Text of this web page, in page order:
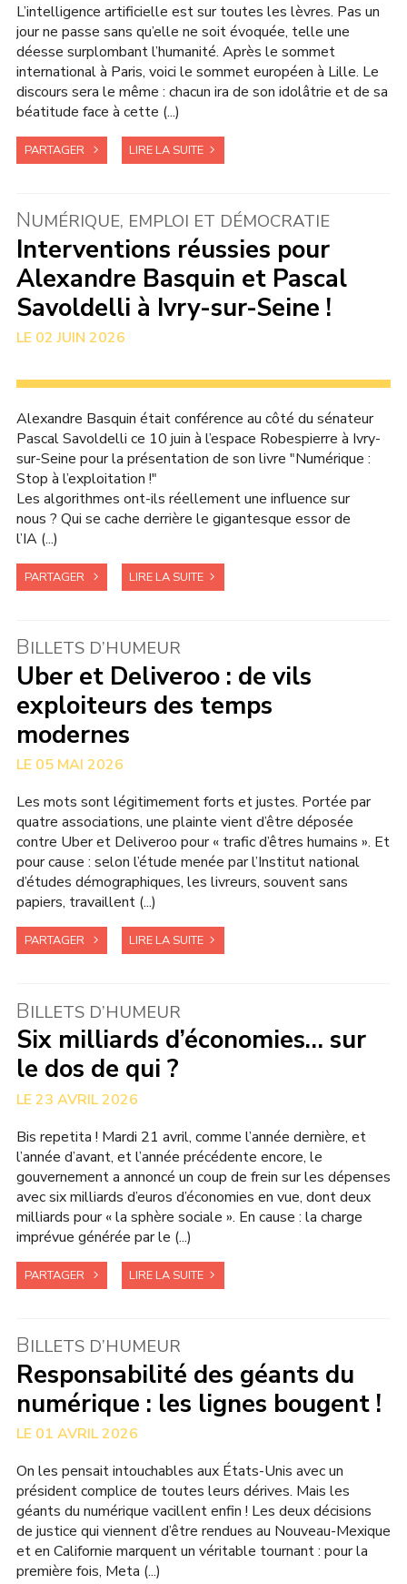
L’intelligence artificielle est sur toutes les lèvres. Pas un
jour ne passe sans qu’elle ne soit évoquée, telle une
déesse surplombant l’humanité. Après le sommet
international à Paris, voici le sommet européen à Lille. Le
discours sera le même : chacun ira de son idolâtrie et de sa
béatitude face à cette (...)
PARTAGER LIRE LA SUITE
NUMÉRIQUE, EMPLOI ET DÉMOCRATIE
Interventions réussies pour
Alexandre Basquin et Pascal
Savoldelli à Ivry-sur-Seine !
02 JUIN 2026
Alexandre Basquin était conférence au côté du sénateur
Pascal Savoldelli ce 10 juin à l’espace Robespierre à Ivry-
sur-Seine pour la présentation de son livre "Numérique :
Stop à l’exploitation !"
Les algorithmes ont-ils réellement une influence sur
nous ? Qui se cache derrière le gigantesque essor de
l’IA (...)
PARTAGER LIRE LA SUITE
BILLETS D’HUMEUR
Uber et Deliveroo : de vils
exploiteurs des temps
modernes
05 MAI 2026
Les mots sont légitimement forts et justes. Portée par
quatre associations, une plainte vient d’être déposée
contre Uber et Deliveroo pour « trafic d’êtres humains ». Et
pour cause : selon l’étude menée par l’Institut national
d’études démographiques, les livreurs, souvent sans
papiers, travaillent (...)
PARTAGER LIRE LA SUITE
BILLETS D’HUMEUR
Six milliards d’économies… sur
le dos de qui ?
23 AVRIL 2026
Bis repetita ! Mardi 21 avril, comme l’année dernière, et
l’année d’avant, et l’année précédente encore, le
gouvernement a annoncé un coup de frein sur les dépenses
avec six milliards d’euros d’économies en vue, dont deux
milliards pour « la sphère sociale ». En cause : la charge
imprévue générée par le (...)
PARTAGER LIRE LA SUITE
BILLETS D’HUMEUR
Responsabilité des géants du
numérique : les lignes bougent !
01 AVRIL 2026
On les pensait intouchables aux États-Unis avec un
président complice de toutes leurs dérives. Mais les
géants du numérique vacillent enfin ! Les deux décisions
de justice qui viennent d’être rendues au Nouveau-Mexique
et en Californie marquent un véritable tournant : pour la
première fois, Meta (...)